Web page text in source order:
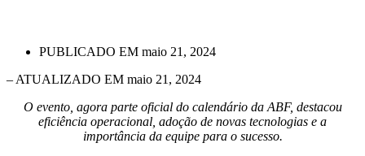
PUBLICADO EM maio 21, 2024
– ATUALIZADO EM maio 21, 2024
O evento, agora parte oficial do calendário da ABF, destacou
eficiência operacional, adoção de novas tecnologias e a
importância da equipe para o sucesso.